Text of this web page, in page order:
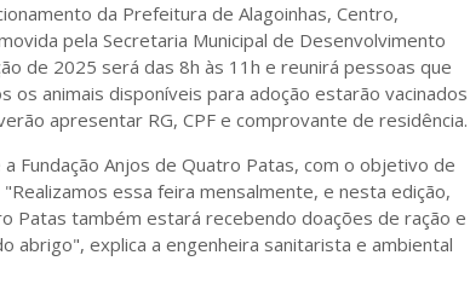
da Prefeitura de Alagoinhas, Centro,
pela Secretaria Municipal de Desenvolvimento
de 2025 será das 8h às 11h e reunirá pessoas que
animais disponíveis para adoção estarão vacinados
apresentar RG, CPF e comprovante de residência.
Fundação Anjos de Quatro Patas, com o objetivo de
essa feira mensalmente, e nesta edição,
Patas também estará recebendo doações de ração e
abrigo", explica a engenheira sanitarista e ambiental